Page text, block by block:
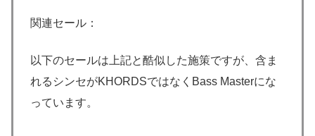
関連セール：
以下のセールは上記と酷似した施策ですが、含ま
れるシンセがKHORDSではなくBass Masterにな
っています。